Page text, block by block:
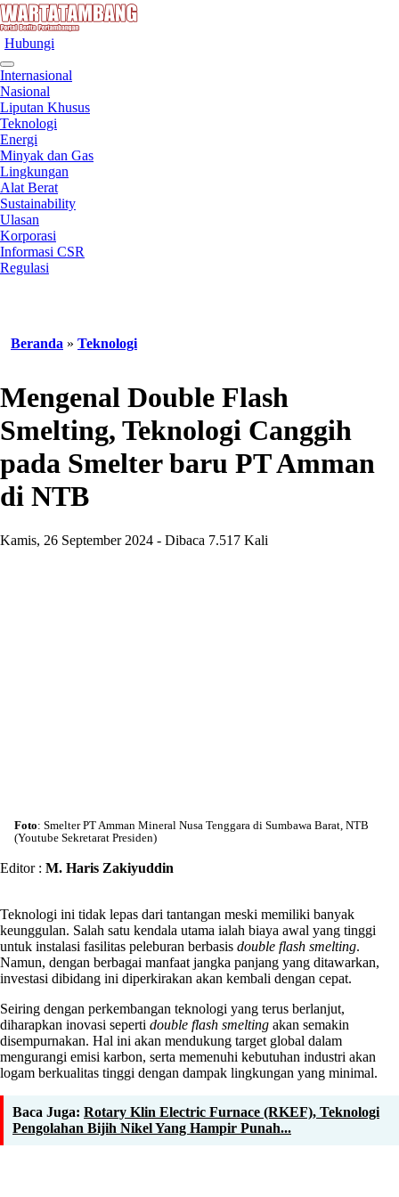
Hubungi
Internasional
Nasional
Liputan Khusus
Teknologi
Energi
Minyak dan Gas
Lingkungan
Alat Berat
Sustainability
Ulasan
Korporasi
Informasi CSR
Regulasi
Beranda » Teknologi
Mengenal Double Flash
Smelting, Teknologi Canggih
pada Smelter baru PT Amman
di NTB
Kamis, 26 September 2024 - Dibaca 7.517 Kali
Foto: Smelter PT Amman Mineral Nusa Tenggara di Sumbawa Barat, NTB
(Youtube Sekretarat Presiden)
Editor : M. Haris Zakiyuddin
Teknologi ini tidak lepas dari tantangan meski memiliki banyak
keunggulan. Salah satu kendala utama ialah biaya awal yang tinggi
untuk instalasi fasilitas peleburan berbasis double flash smelting.
Namun, dengan berbagai manfaat jangka panjang yang ditawarkan,
investasi dibidang ini diperkirakan akan kembali dengan cepat.
Seiring dengan perkembangan teknologi yang terus berlanjut,
diharapkan inovasi seperti double flash smelting akan semakin
disempurnakan. Hal ini akan mendukung target global dalam
mengurangi emisi karbon, serta memenuhi kebutuhan industri akan
logam berkualitas tinggi dengan dampak lingkungan yang minimal.
Baca Juga: Rotary Klin Electric Furnace (RKEF), Teknologi
Pengolahan Bijih Nikel Yang Hampir Punah...